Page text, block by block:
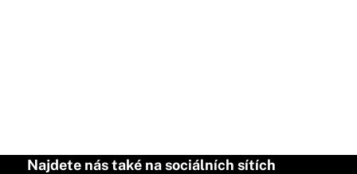
Najdete nás také na sociálních sítích